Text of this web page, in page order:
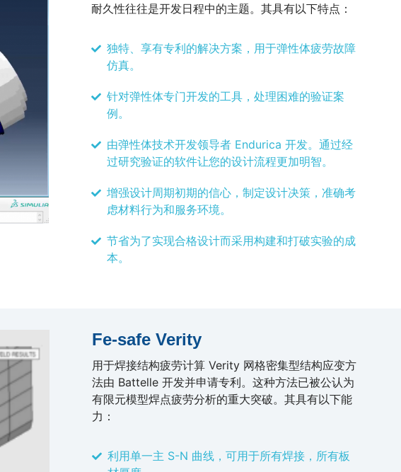
耐久性往往是开发日程中的主题。其具有以下特点：
独特、享有专利的解决方案，用于弹性体疲劳故障
仿真。
针对弹性体专门开发的工具，处理困难的验证案
例。
由弹性体技术开发领导者 Endurica 开发。通过经
过研究验证的软件让您的设计流程更加明智。
增强设计周期初期的信心，制定设计决策，准确考
虑材料行为和服务环境。
节省为了实现合格设计而采用构建和打破实验的成
本。
Fe-safe Verity
用于焊接结构疲劳计算 Verity 网格密集型结构应变方
法由 Battelle 开发并申请专利。这种方法已被公认为
有限元模型焊点疲劳分析的重大突破。其具有以下能
力：
利用单一主 S-N 曲线，可用于所有焊接，所有板